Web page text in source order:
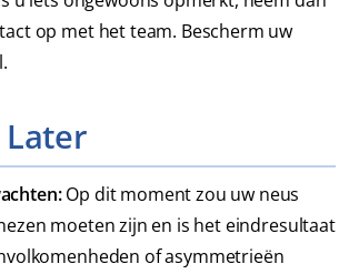
op met het team. Bescherm uw
Later
Op dit moment zou uw neus
moeten zijn en is het eindresultaat
of asymmetrieën